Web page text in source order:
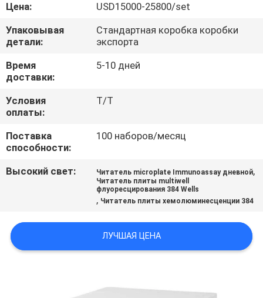
СВЯЖИТЕСЬ
МЫ
СПРОСИТЕ
ЦИТАТУ
КАРТА
Цена:
USD15000-25800/set
Упаковывая
детали:
Стандартная коробка коробки
экспорта
Время
доставки:
5-10 дней
Условия
оплаты:
T/T
Поставка
способности:
100 наборов/месяц
Высокий свет: Читатель microplate Immunoassay дневной,
Читатель плиты multiwell
флуоресцирования 384 Wells
, Читатель плиты хемолюминесценции 384
ЛУЧШАЯ ЦЕНА